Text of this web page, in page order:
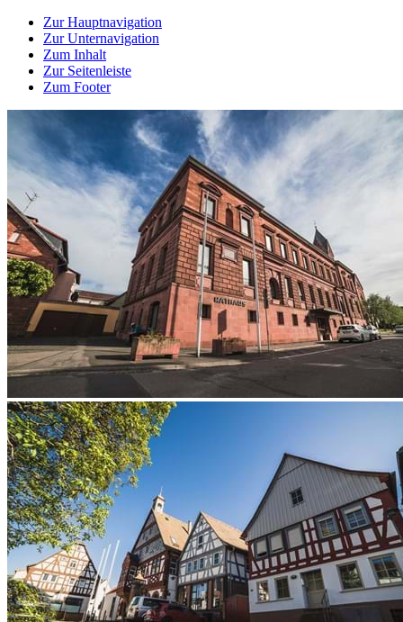
Zur Hauptnavigation
Zur Unternavigation
Zum Inhalt
Zur Seitenleiste
Zum Footer